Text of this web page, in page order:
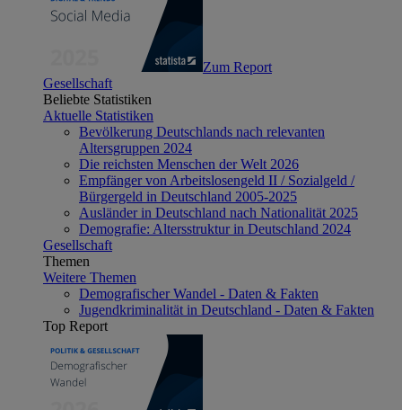
Zum Report
Gesellschaft
Beliebte Statistiken
Aktuelle Statistiken
Bevölkerung Deutschlands nach relevanten
Altersgruppen 2024
Die reichsten Menschen der Welt 2026
Empfänger von Arbeitslosengeld II / Sozialgeld /
Bürgergeld in Deutschland 2005-2025
Ausländer in Deutschland nach Nationalität 2025
Demografie: Altersstruktur in Deutschland 2024
Gesellschaft
Themen
Weitere Themen
Demografischer Wandel - Daten & Fakten
Jugendkriminalität in Deutschland - Daten & Fakten
Top Report